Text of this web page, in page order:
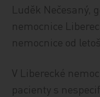
Luděk Nečesaný,
nemocnice
nemocnice od
V Liberecké
pacienty s